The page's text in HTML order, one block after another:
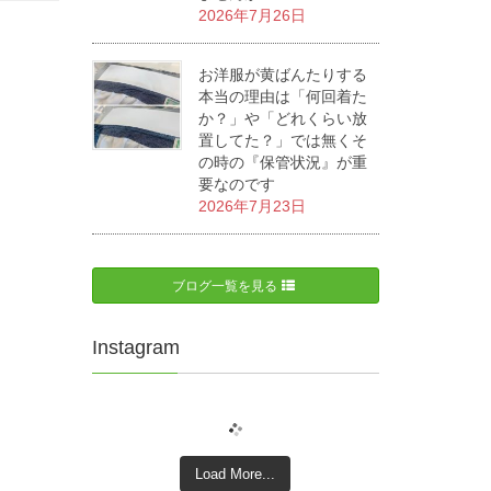
2026年7月26日
お洋服が黄ばんたりする
本当の理由は「何回着た
か？」や「どれくらい放
置してた？」では無くそ
の時の『保管状況』が重
要なのです
2026年7月23日
ブログ一覧を見る
Instagram
Load More...